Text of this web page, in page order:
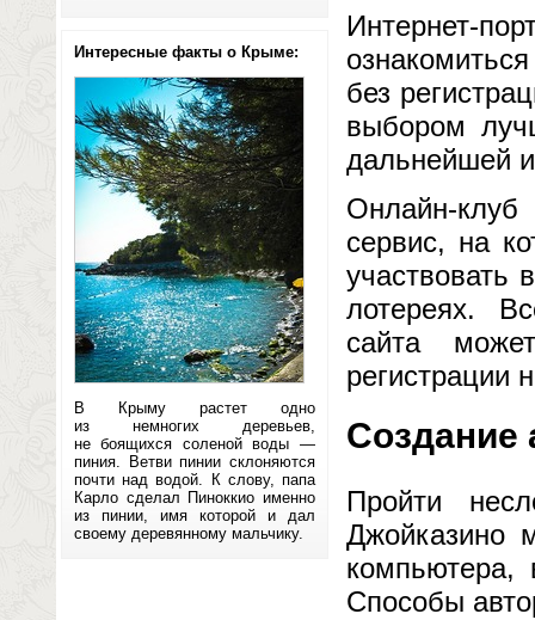
Интересные факты о Крыме:
В Крыму растет одно
из немногих деревьев,
не боящихся соленой воды —
пиния. Ветви пинии склоняются
почти над водой. К слову, папа
Карло сделал Пиноккио именно
из пинии, имя которой и дал
своему деревянному мальчику.
Интернет-
без
выбором
дальнейшей
Онлайн-
сервис, на
участвовать
лотереях.
сайта
регистрации
Создание
Пройти
Джойказино
компьютера,
Способы